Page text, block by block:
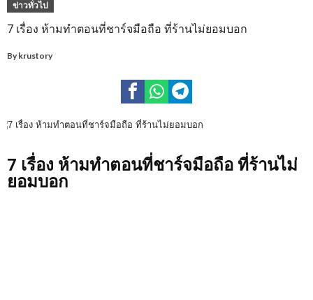
ข่าวทั่วไป
7 เรื่อง ห้ามทำตอนที่ชาร์จมือถือ ที่ร้านไม่ยอมบอก
By krustory
7 เรื่อง ห้ามทำตอนที่ชาร์จมือถือ ที่ร้านไม่
ยอมบอก